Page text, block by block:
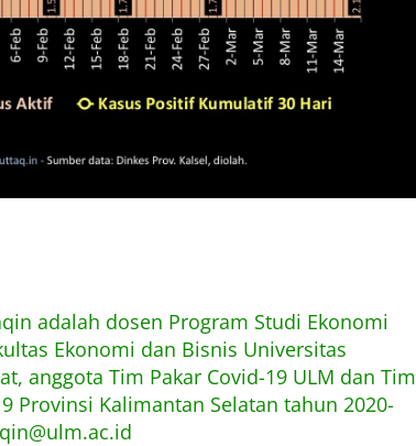
adalah dosen Program Studi Ekonomi
Ekonomi dan Bisnis Universitas
anggota Tim Pakar Covid-19 ULM dan Tim
Provinsi Kalimantan Selatan tahun 2020-